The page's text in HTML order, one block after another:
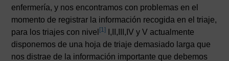
enfermería, y nos encontramos con problemas en el
momento de registrar la información recogida en el triaje,
para los triajes con nivel [1]
I,II,III,IV y V actualmente
disponemos de una hoja de triaje demasiado larga que
nos distrae de la información importante que debemos